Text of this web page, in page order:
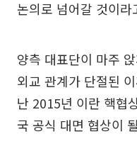
논의로 넘어갈 것이라
양측 대표단이 마주
외교 관계가 단절된
난 2015년 이란 핵협
국 공식 대면 협상이